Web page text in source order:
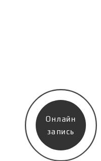
Онлайн
запись